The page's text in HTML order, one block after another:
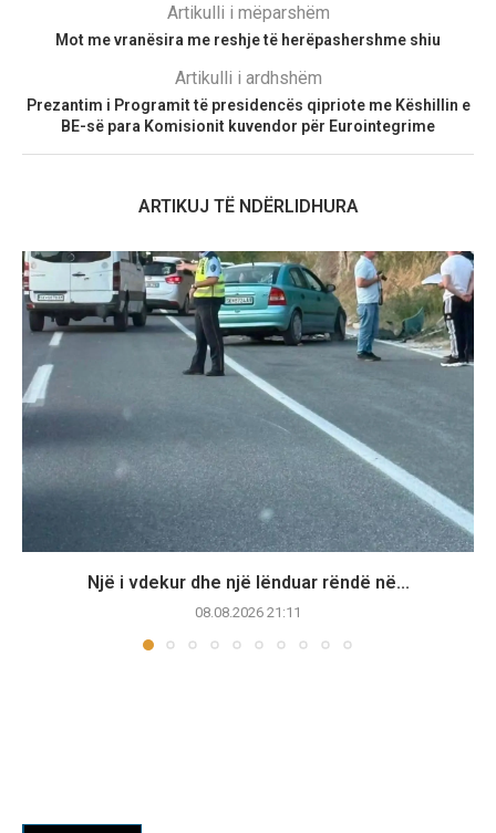
Artikulli i mëparshëm
Mot me vranësira me reshje të herëpashershme shiu
Artikulli i ardhshëm
Prezantim i Programit të presidencës qipriote me Këshillin e
BE-së para Komisionit kuvendor për Eurointegrime
ARTIKUJ TË NDËRLIDHURA
Një i vdekur dhe një lënduar rëndë në...
08.08.2026 21:11